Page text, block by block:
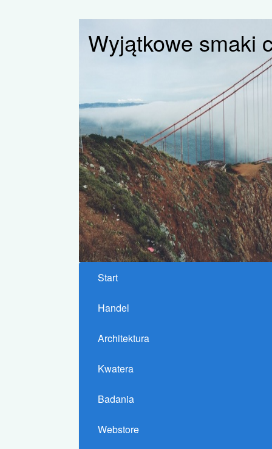
Wyjątkowe smaki
Start
Handel
Architektura
Kwatera
Badania
Webstore